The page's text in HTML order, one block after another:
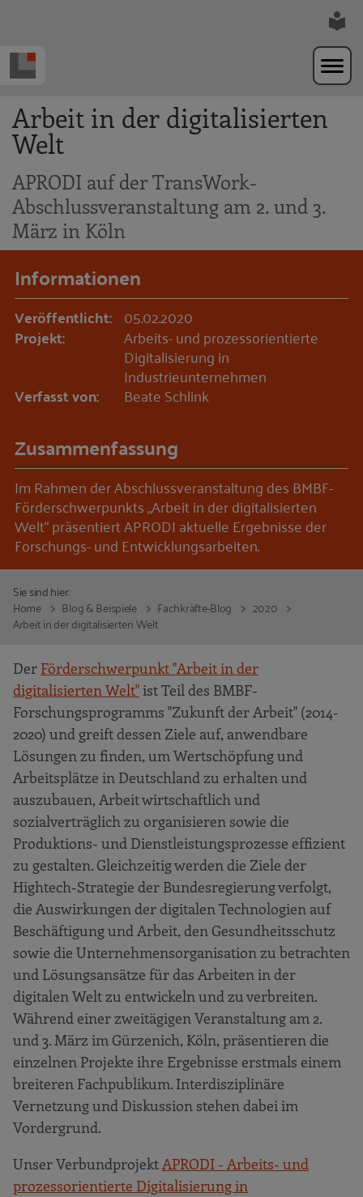
Arbeit in der digitalisierten
Welt
APRODI auf der TransWork-
Abschlussveranstaltung am 2. und 3.
März in Köln
Informationen
Veröffentlicht: 05.02.2020
Projekt: Arbeits- und prozessorientierte
Digitalisierung in
Industrieunternehmen
Verfasst von: Beate Schlink
Zusammenfassung
Im Rahmen der Abschlussveranstaltung des BMBF-
Förderschwerpunkts „Arbeit in der digitalisierten
Welt“ präsentiert APRODI aktuelle Ergebnisse der
Forschungs- und Entwicklungsarbeiten.
Sie sind hier:
Home
Blog & Beispiele Fachkräfte-Blog
2020
Arbeit in der digitalisierten Welt
Der Förderschwerpunkt "Arbeit in der
digitalisierten Welt" ist Teil des BMBF-
Forschungsprogramms "Zukunft der Arbeit" (2014-
2020) und greift dessen Ziele auf, anwendbare
Lösungen zu finden, um Wertschöpfung und
Arbeitsplätze in Deutschland zu erhalten und
auszubauen, Arbeit wirtschaftlich und
sozialverträglich zu organisieren sowie die
Produktions- und Dienstleistungsprozesse effizient
zu gestalten. Gleichzeitig werden die Ziele der
Hightech-Strategie der Bundesregierung verfolgt,
die Auswirkungen der digitalen Technologien auf
Beschäftigung und Arbeit, den Gesundheitsschutz
sowie die Unternehmensorganisation zu betrachten
und Lösungsansätze für das Arbeiten in der
digitalen Welt zu entwickeln und zu verbreiten.
Während einer zweitägigen Veranstaltung am 2.
und 3. März im Gürzenich, Köln, präsentieren die
einzelnen Projekte ihre Ergebnisse erstmals einem
breiteren Fachpublikum. Interdisziplinäre
Vernetzung und Diskussion stehen dabei im
Vordergrund.
Unser VerbundprojektAPRODI - Arbeits- und
prozessorientierte Digitalisierung in